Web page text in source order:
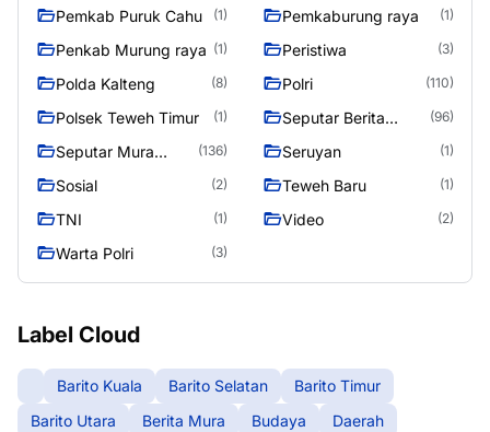
Pemkab Puruk Cahu (1) Pemkaburung raya (1)
Penkab Murung raya (1) Peristiwa (3)
Polda Kalteng (8) Polri (110)
Polsek Teweh Timur (1)
Seputar Berita
(96)
Seputar Mura
(136) Seruyan (1)
Sosial (2) Teweh Baru (1)
TNI (1) Video (2)
Warta Polri (3)
Label Cloud
Barito Kuala Barito Selatan
Barito Timur
Barito Utara
Berita Mura Budaya
Daerah